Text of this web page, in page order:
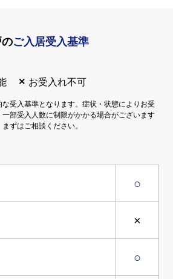
ご入居受入基準
× お受入れ不可
受入基準となります。症状・状態によりお受
部受入人数に制限がかかる場合がございます
ずはご相談ください。
○
×
○